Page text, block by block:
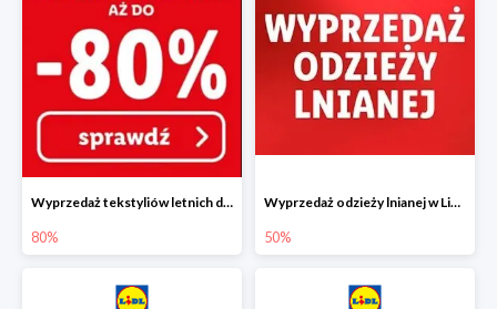
Wyprzedaż tekstyliów letnich dla dzieci w Lidlu Online do -80%
80%
Wyprzedaż odzieży lnianej w Lidlu Online do -50%
50%